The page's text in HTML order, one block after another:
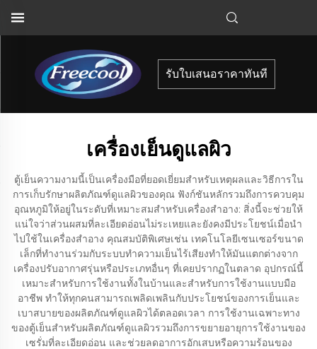
รับใบเสนอราคาทันที
เครื่องเย็นดูแลผิว
ตู้เย็นความงามนี้เป็นเครื่องมือที่ยอดเยี่ยมสำหรับเหตุผลและวิธีการใน
การเก็บรักษาผลิตภัณฑ์ดูแลผิวของคุณ ฟังก์ชันหลักรวมถึงการควบคุม
อุณหภูมิให้อยู่ในระดับที่เหมาะสมสำหรับเครื่องสำอาง: สิ่งนี้จะช่วยให้
แน่ใจว่าส่วนผสมที่ละเอียดอ่อนไม่ระเหยและยังคงมีประโยชน์เมื่อนำ
ไปใช้ในเครื่องสำอาง คุณสมบัติพิเศษเช่น เทคโนโลยีเซนเซอร์ขนาด
เล็กที่ทำงานร่วมกับระบบทำความเย็นไร้เสียงทำให้มันแตกต่างจาก
เครื่องปรับอากาศรุ่นหรือประเภทอื่นๆ ที่เคยปรากฏในตลาด อุปกรณ์นี้
เหมาะสำหรับการใช้งานทั้งในบ้านและสำหรับการใช้งานแบบมือ
อาชีพ ทำให้ทุกคนสามารถเพลิดเพลินกับประโยชน์ของการเย็นและ
เบาสบายของผลิตภัณฑ์ดูแลผิวได้ตลอดเวลา การใช้งานเฉพาะทาง
ของตู้เย็นสำหรับผลิตภัณฑ์ดูแลผิวรวมถึงการขยายอายุการใช้งานของ
เซรั่มที่ละเอียดอ่อน และช่วยลดอาการอักเสบหรือความร้อนของ